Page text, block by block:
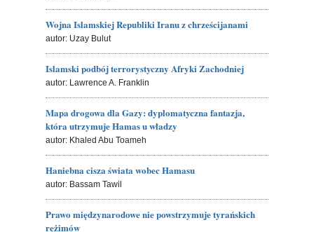
Wojna Islamskiej Republiki Iranu z chrześcijanami
autor: Uzay Bulut
Islamski podbój terrorystyczny Afryki Zachodniej
autor: Lawrence A. Franklin
Mapa drogowa dla Gazy: dyplomatyczna fantazja,
która utrzymuje Hamas u władzy
autor: Khaled Abu Toameh
Haniebna cisza świata wobec Hamasu
autor: Bassam Tawil
Prawo międzynarodowe nie powstrzymuje tyrańskich
reżimów